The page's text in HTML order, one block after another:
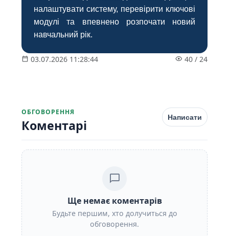
налаштувати систему, перевірити ключові
модулі та впевнено розпочати новий
навчальний рік.
03.07.2026 11:28:44 40/24
ОБГОВОРЕННЯ
Коментарі
Написати
Ще немає коментарів
Будьте першим, хто долучиться до
обговорення.